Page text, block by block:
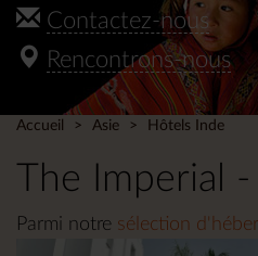
Contactez-nous
Rencontrons-nous
Accueil Asie Hôtels Inde
The Imperial
Parmi notre sélection